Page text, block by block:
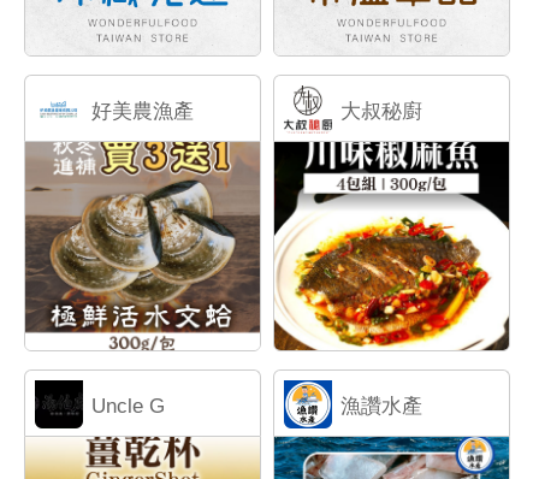
好美農漁產 大叔秘廚
Uncle G 漁讚水產